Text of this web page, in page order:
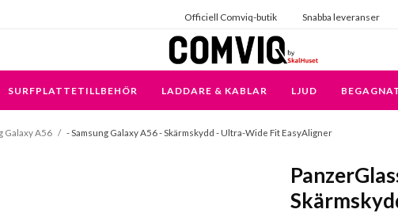
Officiell Comviq-butik Snabba leveranser
SURFPLATTETILLBEHÖR LADDARE & KABLAR LJUD
Galaxy A56 / - Samsung Galaxy A56 - Skärmskydd - Ultra-Wide Fit EasyAligner